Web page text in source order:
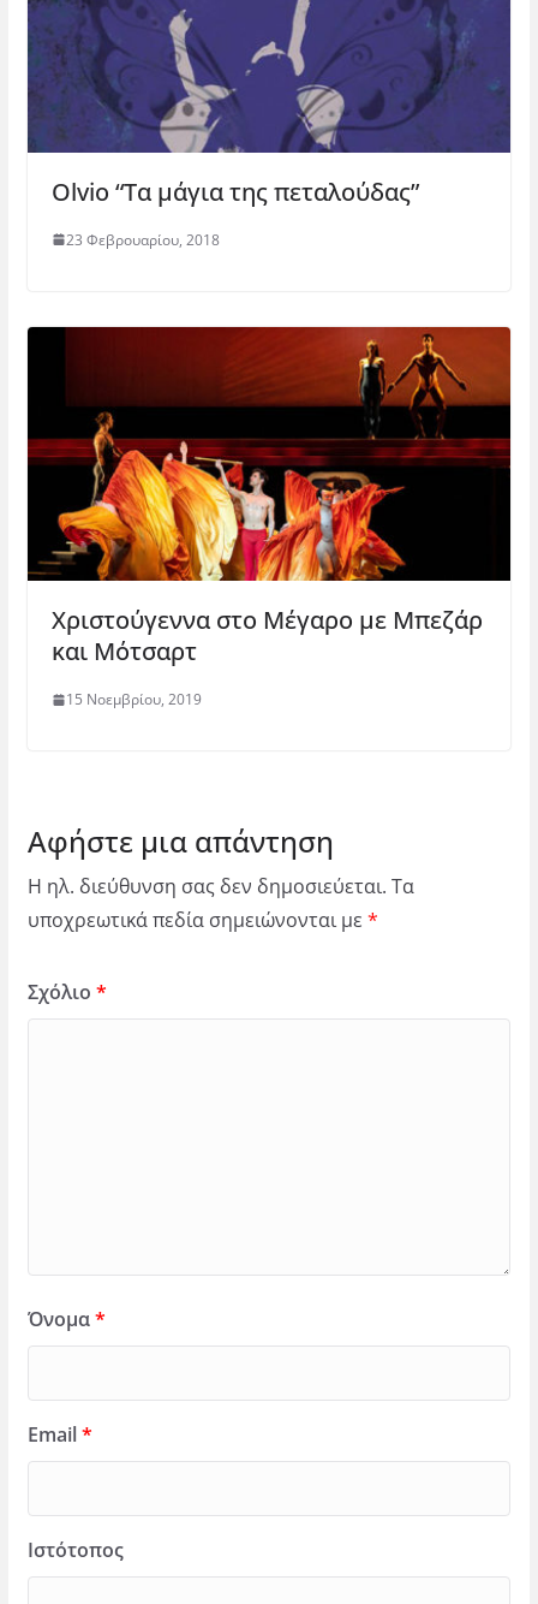
Olvio “Τα μάγια της πεταλούδας”
23 Φεβρουαρίου, 2018
Χριστούγεννα στο Μέγαρο με Μπεζάρ
και Μότσαρτ
15 Νοεμβρίου, 2019
Αφήστε μια απάντηση
Η ηλ. διεύθυνση σας δεν δημοσιεύεται. Τα
υποχρεωτικά πεδία σημειώνονται με *
Σχόλιο *
Όνομα*
Email*
Ιστότοπος